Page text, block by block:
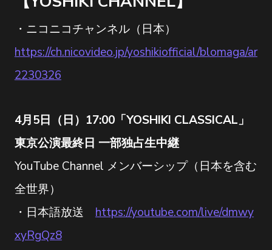
・ニコニコチャンネル（日本）
https://ch.nicovideo.jp/yoshikiofficial/blomaga/ar
2230326
4月5日（日）17:00「YOSHIKI CLASSICAL」
東京公演最終日 一部独占生中継
YouTube Channel メンバーシップ（日本を含む
全世界）
・日本語放送 https://youtube.com/live/dmwy
xyRgQz8